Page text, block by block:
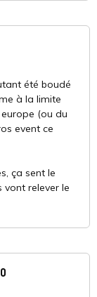
été boudé
à la limite
(ou du
event ce
ça sent le
vont relever le